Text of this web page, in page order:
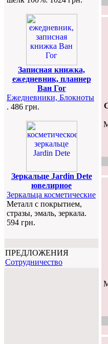
Записная книжка,
ежедневник, планнер
Ван Гог
Ежедневники, Блокноты
. 486 грн.
Зеркальце Jardin Dete
ювелирное
Зеркальца косметические
Металл с покрытием,
стразы, эмаль, зеркала.
594 грн.
ПРЕДЛОЖЕНИЯ
Cотрудничество